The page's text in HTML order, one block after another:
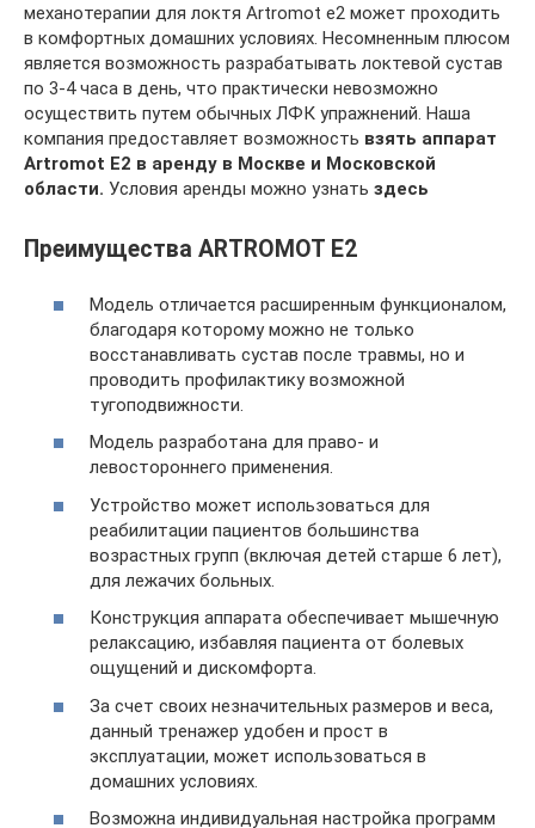
механотерапии для локтя Artromot e2 может проходить
в комфортных домашних условиях. Несомненным плюсом
является возможность разрабатывать локтевой сустав
по 3-4 часа в день, что практически невозможно
осуществить путем обычных ЛФК упражнений. Наша
компания предоставляет возможность взять аппарат
Artromot E2 в аренду в Москве и Московской
области. Условия аренды можно узнать здесь
Преимущества ARTROMOT E2
Модель отличается расширенным функционалом,
благодаря которому можно не только
восстанавливать сустав после травмы, но и
проводить профилактику возможной
тугоподвижности.
Модель разработана для право- и
левостороннего применения.
Устройство может использоваться для
реабилитации пациентов большинства
возрастных групп (включая детей старше 6 лет),
для лежачих больных.
Конструкция аппарата обеспечивает мышечную
релаксацию, избавляя пациента от болевых
ощущений и дискомфорта.
За счет своих незначительных размеров и веса,
данный тренажер удобен и прост в
эксплуатации, может использоваться в
домашних условиях.
Возможна индивидуальная настройка программ